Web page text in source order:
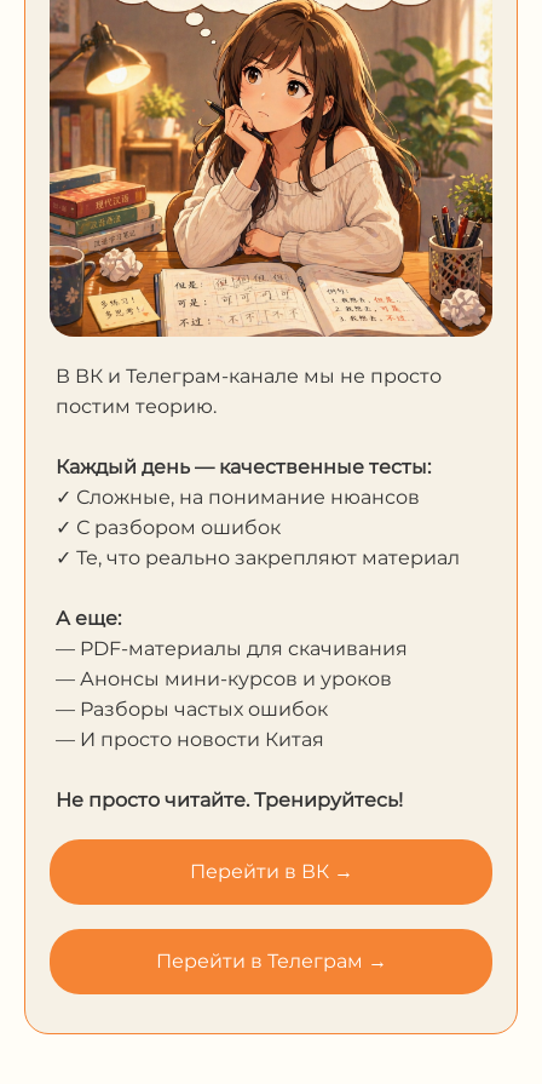
В ВК и Телеграм-канале мы не просто
постим теорию.
Каждый день — качественные тесты:
✓ Сложные, на понимание нюансов
✓ С разбором ошибок
✓ Те, что реально закрепляют материал
А еще:
— PDF-материалы для скачивания
— Анонсы мини-курсов и уроков
— Разборы частых ошибок
— И просто новости Китая
Не просто читайте. Тренируйтесь!
Перейти в ВК →
Перейти в Телеграм →